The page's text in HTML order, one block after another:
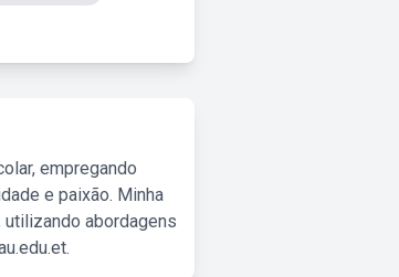
empregando
e paixão. Minha
abordagens